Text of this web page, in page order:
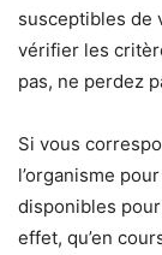
susceptibles de
vérifier les
pas, ne perdez
Si vous
l’organisme
disponibles
effet, qu’en